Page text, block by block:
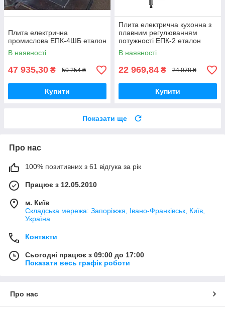
Плита електрична
промислова ЕПК-4ШБ еталон
В наявності
47 935,30 ₴ 50 254 ₴
Купити
Плита електрична кухонна з
плавним регулюванням
потужності ЕПК-2 еталон
В наявності
22 969,84 ₴ 24 078 ₴
Купити
Показати ще
Про нас
100% позитивних з 61 відгука за рік
Працює з 12.05.2010
м. Київ
Складська мережа: Запоріжжя, Івано-Франківськ, Київ,
Україна
Контакти
Сьогодні працює з 09:00 до 17:00
Показати весь графік роботи
Про нас